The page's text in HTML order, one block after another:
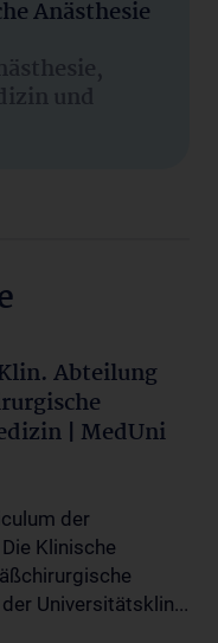
Anästhesie
und
Abteilung
| MedUni
der
Klinische
Universitätsklin...